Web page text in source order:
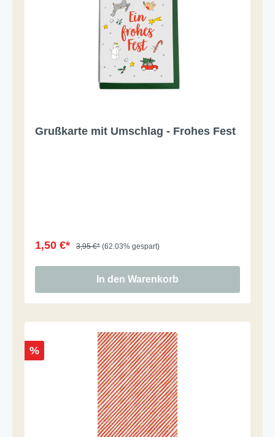
Grußkarte mit Umschlag - Frohes Fest
1,50 €* 3,95 €* (62.03% gespart)
In den Warenkorb
%